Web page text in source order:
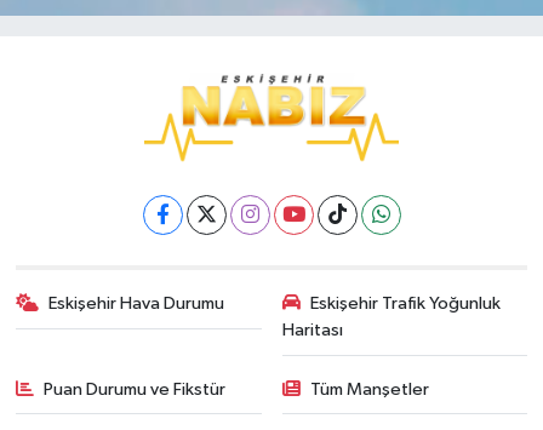
Eskişehir Hava Durumu
Eskişehir Trafik Yoğunluk
Haritası
Puan Durumu ve Fikstür Tüm Manşetler